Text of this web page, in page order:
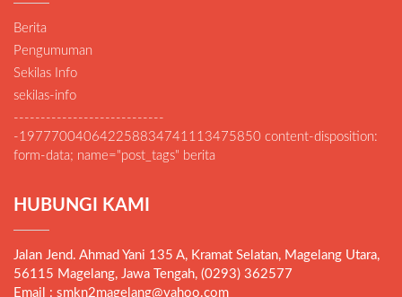
Berita
Pengumuman
Sekilas Info
sekilas-info
----------------------------
-197770040642258834741113475850 content-disposition:
form-data; name="post_tags" berita
HUBUNGI KAMI
Jalan Jend. Ahmad Yani 135 A, Kramat Selatan, Magelang Utara,
56115 Magelang, Jawa Tengah, (0293) 362577
Email : smkn2magelang@yahoo.com